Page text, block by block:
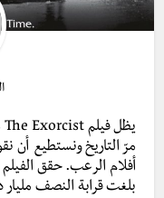
مرّ التاريخ ونستطيع أن
أفلام الرعب.
بلغت قرابة النصف مليار